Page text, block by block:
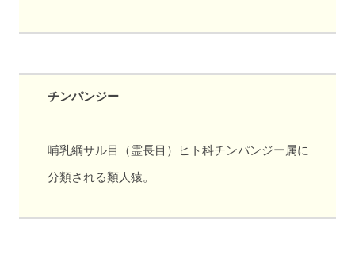
チンパンジー
哺乳綱サル目（霊長目）ヒト科チンパンジー属に
分類される類人猿。